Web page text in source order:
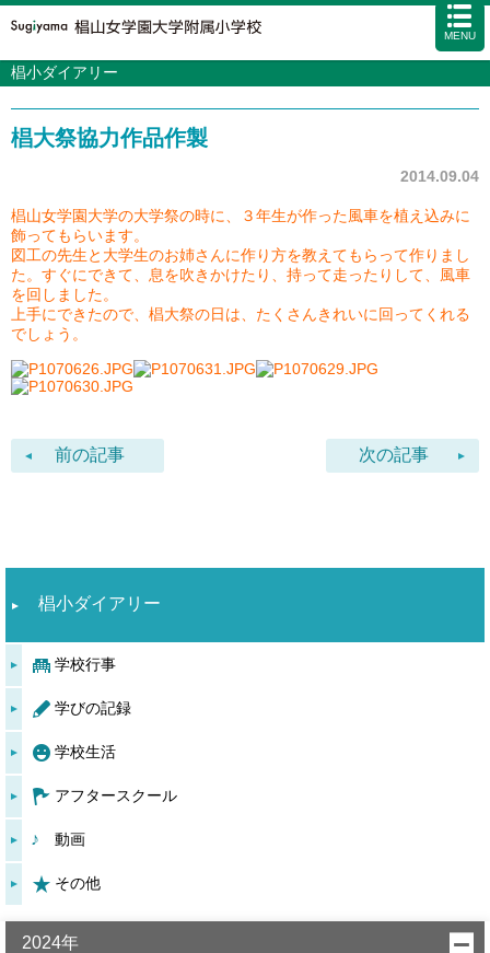
MENU
学校案内 カリキュラム
入試情報
アクセス 資料請求 お問い合わせ サイトマップ
椙小ダイアリー
椙大祭協力作品作製
2014.09.04
椙山女学園大学の大学祭の時に、３年生が作った風車を植え込みに
飾ってもらいます。
図工の先生と大学生のお姉さんに作り方を教えてもらって作りまし
た。すぐにできて、息を吹きかけたり、持って走ったりして、風車
を回しました。
上手にできたので、椙大祭の日は、たくさんきれいに回ってくれる
でしょう。
前の記事 次の記事
椙小ダイアリー
学校行事
学びの記録
学校生活
アフタースクール
動画
その他
2024年